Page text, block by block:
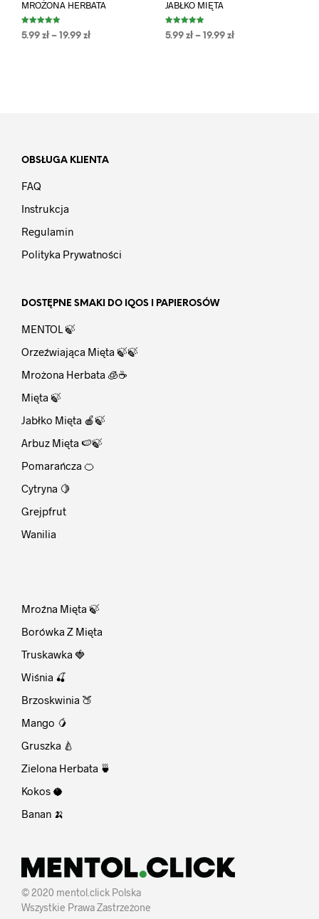
MROŻONA HERBATA
Oceniono
5.00
5.99 zł– 19.99 zł
JABŁKO MIĘTA
Oceniono
5.00
5.99 zł– 19.99 zł
OBSŁUGA KLIENTA
FAQ
Instrukcja
Regulamin
Polityka Prywatności
DOSTĘPNE SMAKI DO IQOS I PAPIEROSÓW
MENTOL 🍃
Orzeźwiająca Mięta 🍃🍃
Mrożona Herbata 🧊☕
Mięta 🍃
Jabłko Mięta 🍎🍃
Arbuz Mięta 🍉🍃
Pomarańcza 🍊
Cytryna 🍋
Grejpfrut
Wanilia
Mroźna Mięta 🍃
Borówka Z Mięta
Truskawka 🍓
Wiśnia 🍒
Brzoskwinia 🍑
Mango 🥭
Gruszka 🍐
Zielona Herbata 🍵
Kokos 🥥
Banan 🍌
© 2020 mentol.click Polska
Wszystkie Prawa Zastrzeżone